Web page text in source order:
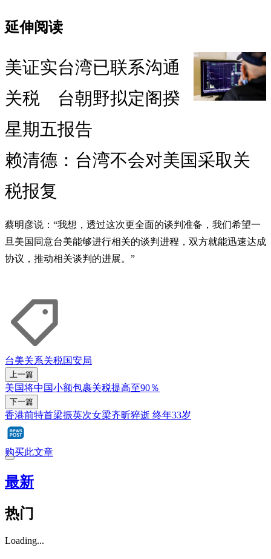
延伸阅读
美证实台湾已联系沟通
关税 台朝野拟定阁揆
星期五报告
赖清德：台湾不会对美国采取关
税报复
蔡明彦说：“我想，透过这次更全面的谈判准备，我们希望一
旦美国同意台美能够进行相关的谈判进程，双方就能迅速达成
协议，推动相关谈判的进展。”
台美关系关税国安局
上一篇
美国将中国小额包裹关税提高至90％
下一篇
香港前特首梁振英次女梁齐昕猝逝 终年33岁
购买此文章
最新
热门
Loading...